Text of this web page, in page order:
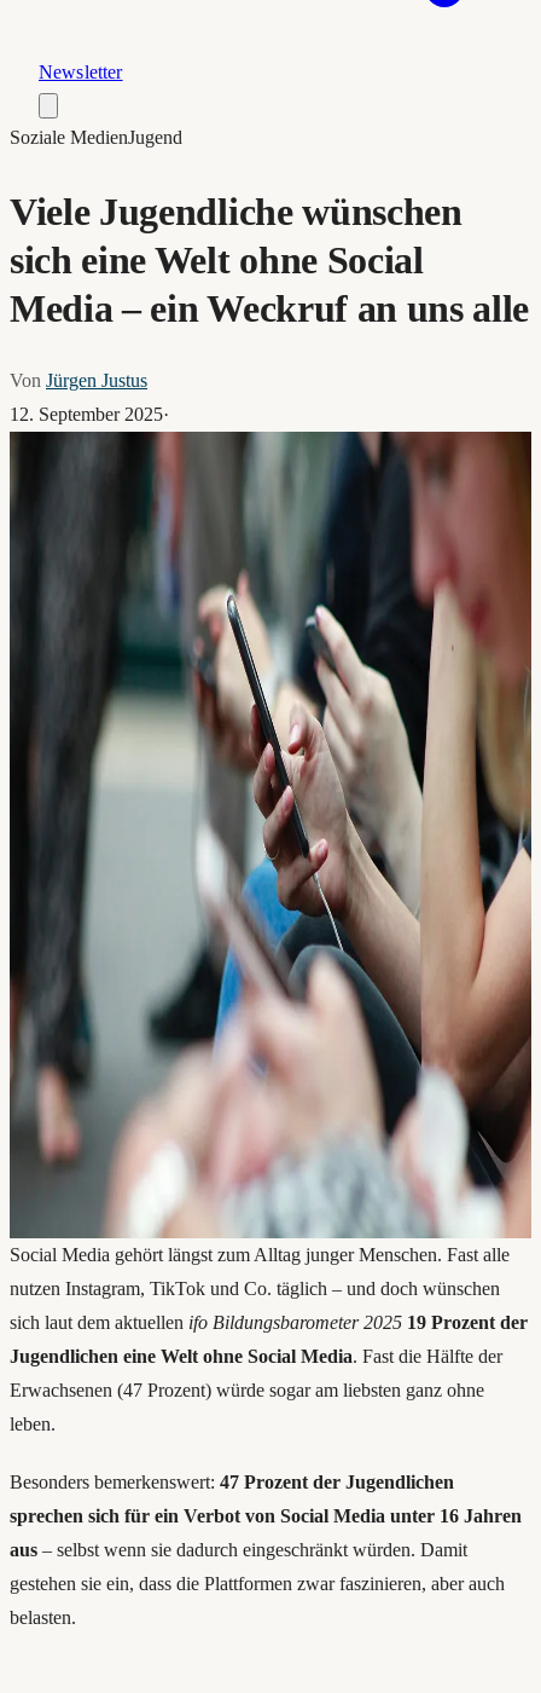
Newsletter
Soziale MedienJugend
Viele Jugendliche wünschen
sich eine Welt ohne Social
Media – ein Weckruf an uns alle
Von Jürgen Justus
12. September 2025·
Social Media gehört längst zum Alltag junger Menschen. Fast alle
nutzen Instagram, TikTok und Co. täglich – und doch wünschen
sich laut dem aktuellen ifo Bildungsbarometer 2025 19 Prozent der
Jugendlichen eine Welt ohne Social Media. Fast die Hälfte der
Erwachsenen (47 Prozent) würde sogar am liebsten ganz ohne
leben.
Besonders bemerkenswert: 47 Prozent der Jugendlichen
sprechen sich für ein Verbot von Social Media unter 16 Jahren
aus – selbst wenn sie dadurch eingeschränkt würden. Damit
gestehen sie ein, dass die Plattformen zwar faszinieren, aber auch
belasten.